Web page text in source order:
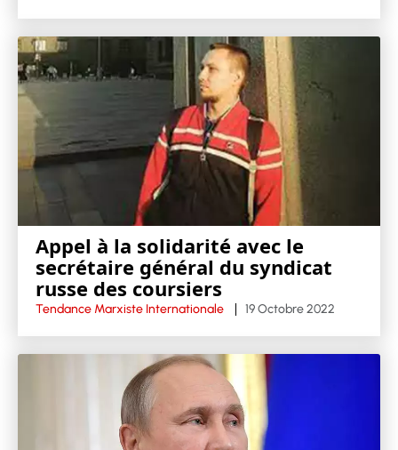
Appel à la solidarité avec le
secrétaire général du syndicat
russe des coursiers
Tendance Marxiste Internationale 19 Octobre 2022